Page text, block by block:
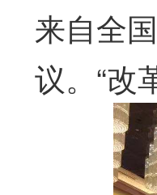
来自全
议。“改